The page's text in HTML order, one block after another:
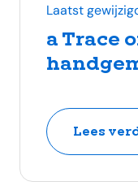
a Trace
Laatst
Lees